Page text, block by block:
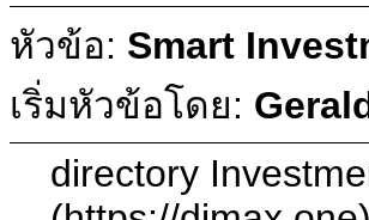
หัวข้อ: Smart
เริ่มหัวข้อโดย:
directory